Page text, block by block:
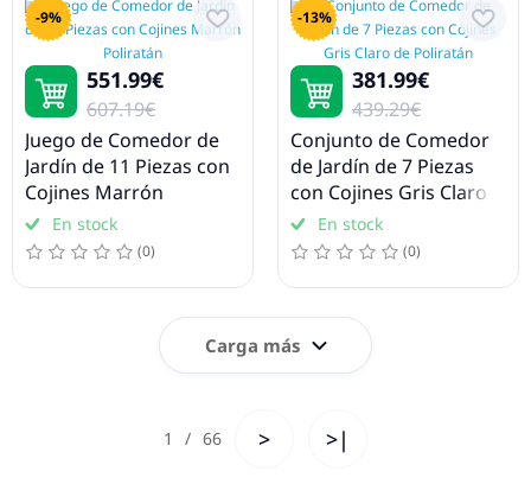
-9%
551.99€
607.19€
Juego de Comedor de
Jardín de 11 Piezas con
Cojines Marrón
Poliratán
En stock
(0)
-13%
381.99€
439.29€
Conjunto de Comedor
de Jardín de 7 Piezas
con Cojines Gris Claro
de Poliratán
En stock
(0)
Carga más
1 / 66 > >|